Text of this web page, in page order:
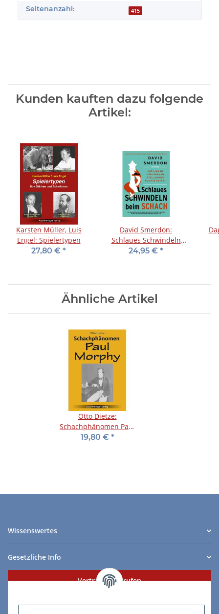
Seitenanzahl: 415
Kunden kauften dazu folgende
Artikel:
Karsten Müller, Luis
Engel: Spielertypen
27,80 € *
David Smerdon:
Schlaues Schwindeln
beim Schach
24,95 € *
Ähnliche Artikel
Otto Dietze:
Schachphänomen Paul
Morphy
19,80 € *
Wissenswertes
Gesetzliche Info
Vertrag widerrufen